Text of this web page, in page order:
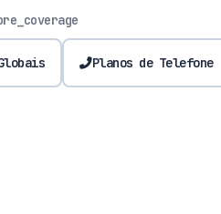
Planos de Telefone